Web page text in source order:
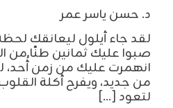
د. حسن ياسر عمر
لقد جاء أيلول ليعانقك
صبوا عليك ثمانين طنًا من
انهمرت عليك من زمن أُحد،
من جديد، ويفرح أكلة
لتعود [...]